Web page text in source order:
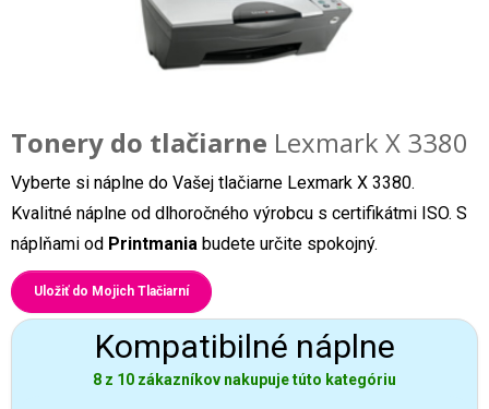
Tonery do tlačiarne Lexmark X 3380
Vyberte si náplne do Vašej tlačiarne Lexmark X 3380.
Kvalitné náplne od dlhoročného výrobcu s certifikátmi ISO. S
náplňami od Printmania budete určite spokojný.
Uložiť do Mojich Tlačiarní
Kompatibilné náplne
8 z 10 zákazníkov nakupuje túto kategóriu